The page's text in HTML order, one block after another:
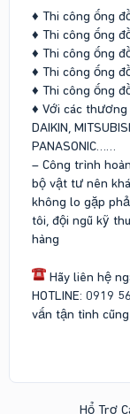
♦ Thi công ống
♦ Thi công ống
♦ Thi công ống
♦ Thi công ống
♦ Thi công ống
♦ Với các
DAIKIN,
PANASONIC……
– Công trình
bộ vật tư nên
không lo gặp
tôi, đội ngũ kỹ
hàng
Hãy liên hệ
HOTLINE: 0919
vấn tận tình
Hổ Trợ